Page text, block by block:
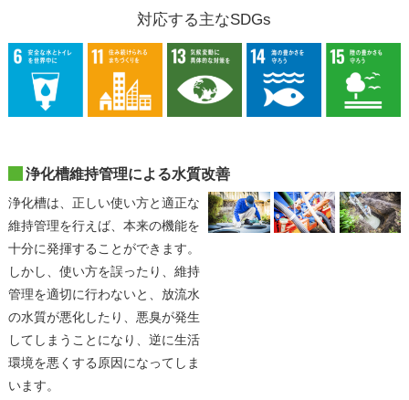
対応する主なSDGs
浄化槽維持管理による水質改善
浄化槽は、正しい使い方と適正な
維持管理を行えば、本来の機能を
十分に発揮することができます。
しかし、使い方を誤ったり、維持
管理を適切に行わないと、放流水
の水質が悪化したり、悪臭が発生
してしまうことになり、逆に生活
環境を悪くする原因になってしま
います。